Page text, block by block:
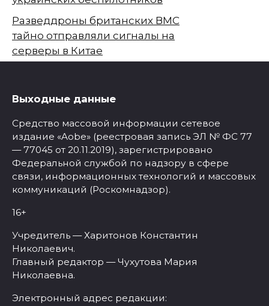
Разведдроны британских ВМС
тайно отправляли сигналы на
серверы в Китае
Выходные данные
Средство массовой информации сетевое
издание «Aobe» (реестровая запись ЭЛ № ФС 77
— 77045 от 20.11.2019), зарегистрировано
Федеральной службой по надзору в сфере
связи, информационных технологий и массовых
коммуникаций (Роскомнадзор).
16+
Учредитель — Харитонов Константин
Николаевич.
Главный редактор — Чухутова Мария
Николаевна.
Электронный адрес редакции: